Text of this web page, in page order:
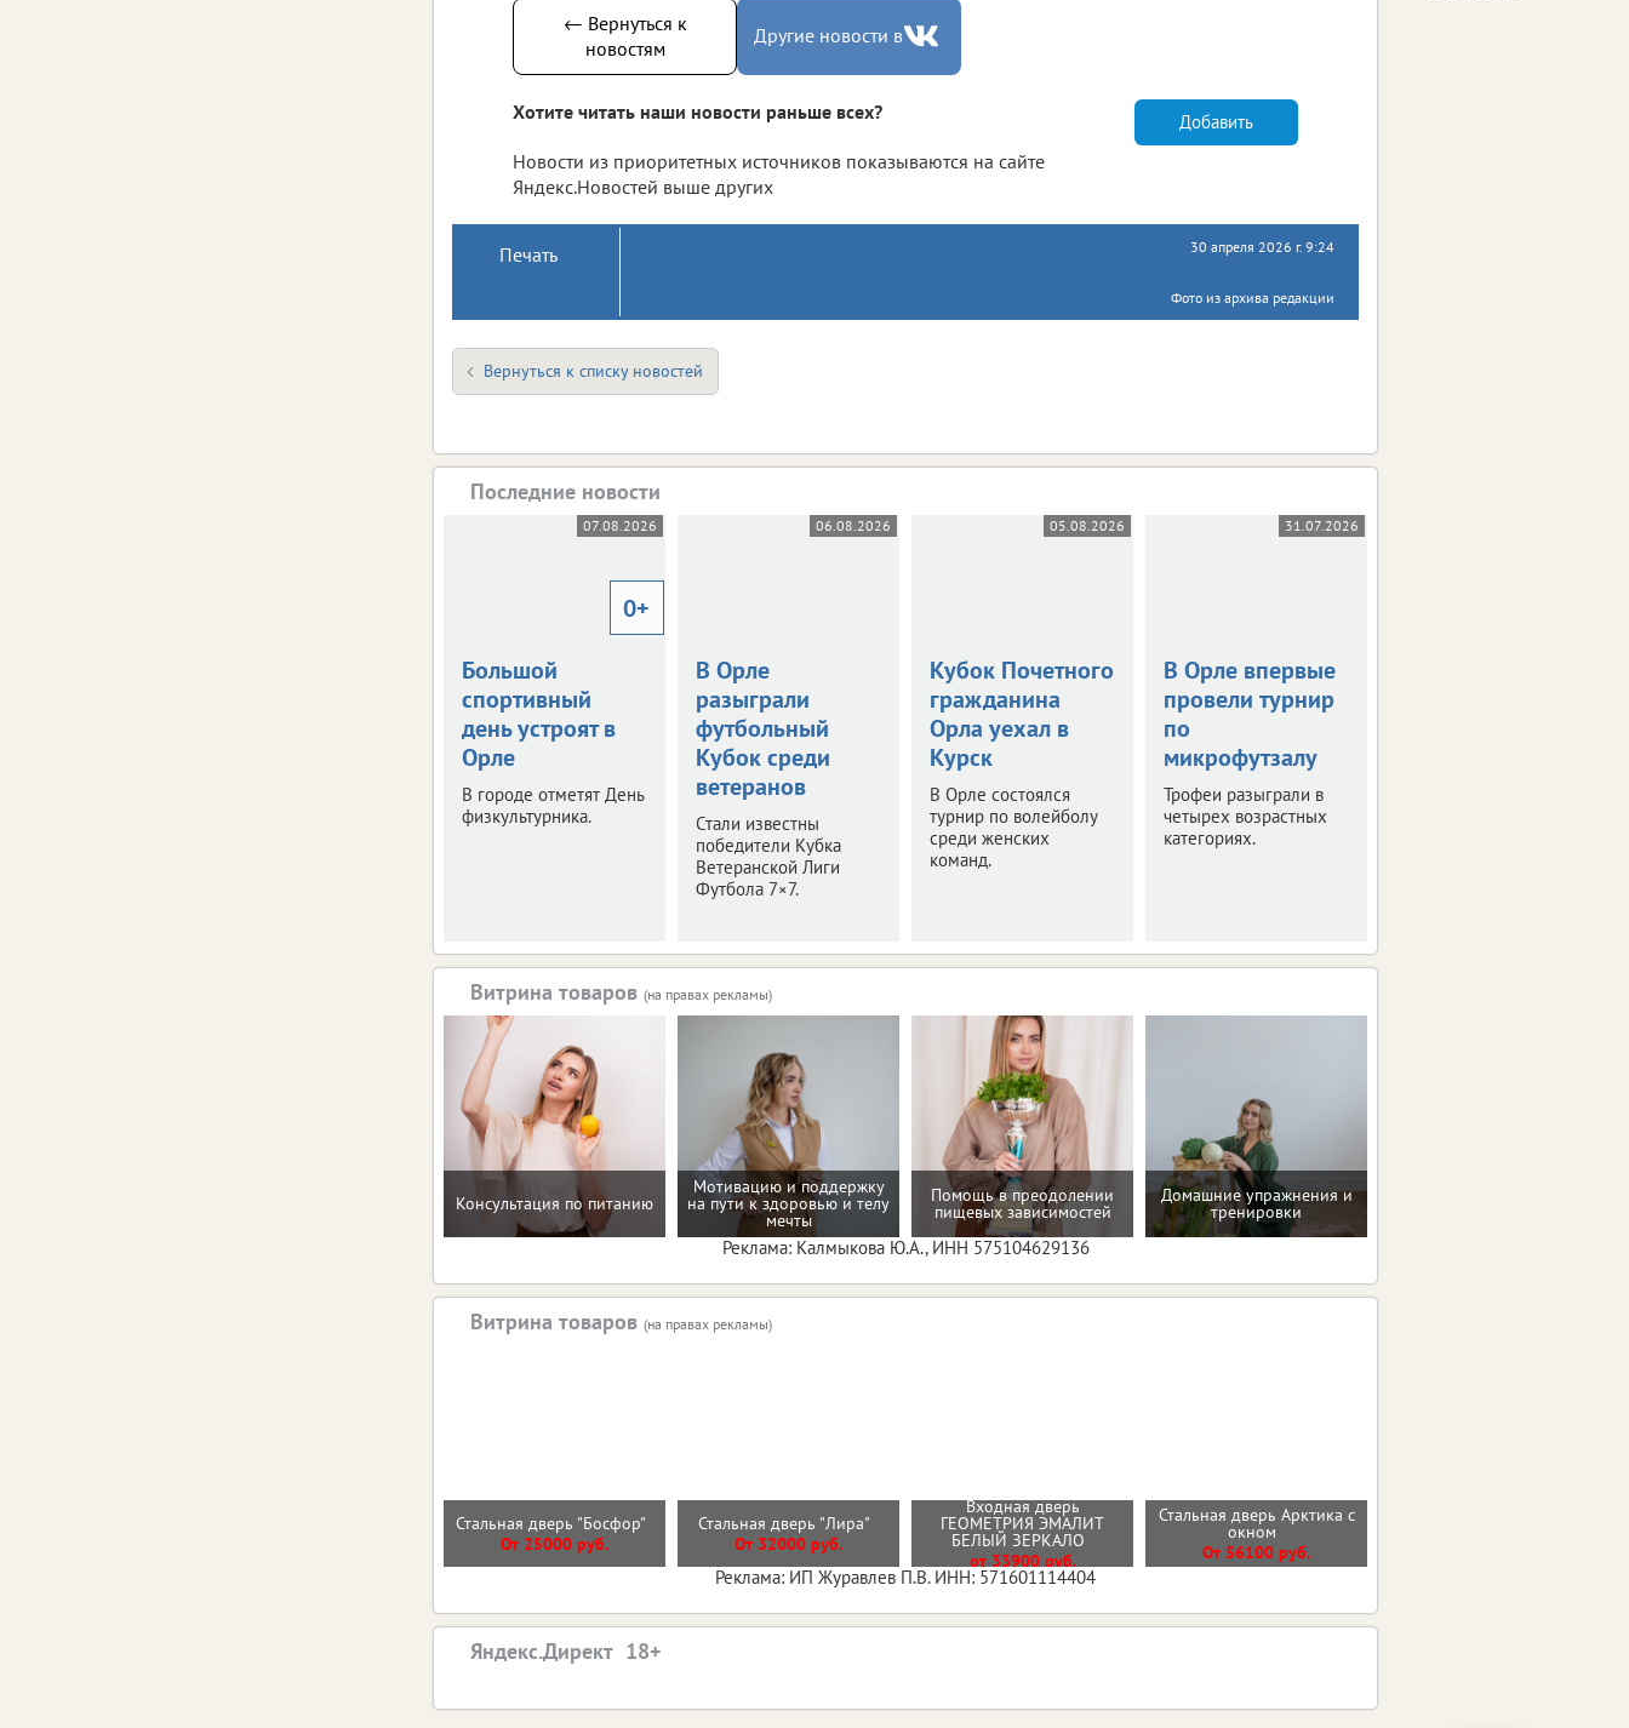
← Вернуться к
новостям
Другие новости в
Хотите читать наши новости раньше всех?
Новости из приоритетных источников показываются на сайте
Яндекс.Новостей выше других
Добавить
Печать 30 апреля 2026 г. 9:24
Фото из архива редакции
Вернуться к списку новостей
Последние новости
07.08.2026
0+
Большой
спортивный
день устроят в
Орле
В городе отметят День
физкультурника.
06.08.2026
В Орле
разыграли
футбольный
Кубок среди
ветеранов
Стали известны
победители Кубка
Ветеранской Лиги
Футбола 7×7.
05.08.2026
Кубок Почетного
гражданина
Орла уехал в
Курск
В Орле состоялся
турнир по волейболу
среди женских
команд.
31.07.2026
В Орле впервые
провели турнир
по
микрофутзалу
Трофеи разыграли в
четырех возрастных
категориях.
Витрина товаров (на правах рекламы)
Консультация по питанию
Мотивацию и поддержку
на пути к здоровью и телу
мечты
Помощь в преодолении
пищевых зависимостей
Домашние упражнения и
тренировки
Реклама: Калмыкова Ю.А., ИНН 575104629136
Витрина товаров (на правах рекламы)
Стальная дверь "Босфор"
От 25000 руб.
Стальная дверь "Лира"
От 32000 руб.
Входная дверь
ГЕОМЕТРИЯ ЭМАЛИТ
БЕЛЫЙ ЗЕРКАЛО
от 33900 руб.
Стальная дверь Арктика с
окном
От 56100 руб.
Реклама: ИП Журавлев П.В. ИНН: 571601114404
Яндекс.Директ